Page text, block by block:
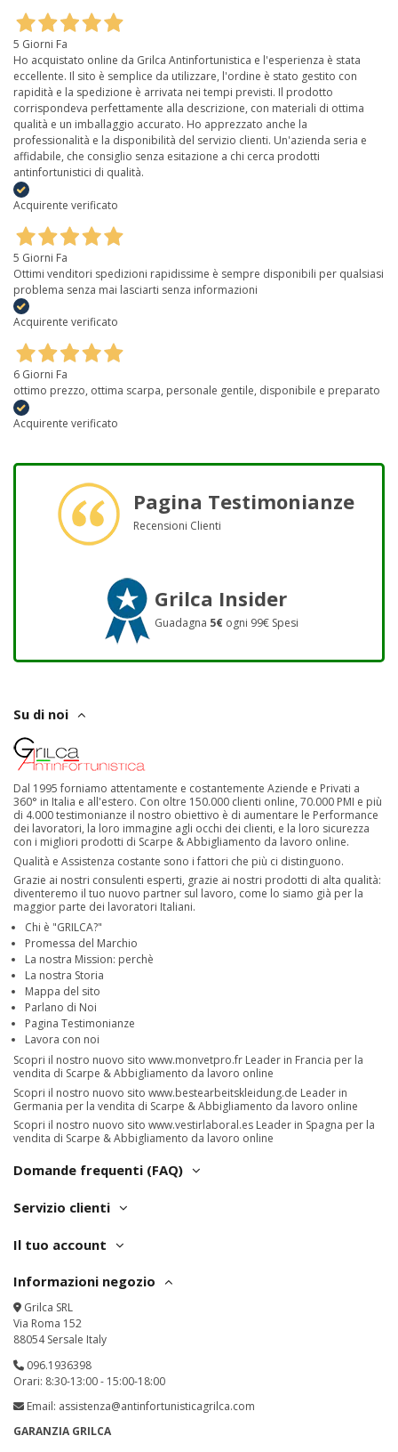
5 Giorni Fa
Ho acquistato online da Grilca Antinfortunistica e l'esperienza è stata
eccellente. Il sito è semplice da utilizzare, l'ordine è stato gestito con
rapidità e la spedizione è arrivata nei tempi previsti. Il prodotto
corrispondeva perfettamente alla descrizione, con materiali di ottima
qualità e un imballaggio accurato. Ho apprezzato anche la
professionalità e la disponibilità del servizio clienti. Un'azienda seria e
affidabile, che consiglio senza esitazione a chi cerca prodotti
antinfortunistici di qualità.
Acquirente verificato
5 Giorni Fa
Ottimi venditori spedizioni rapidissime è sempre disponibili per qualsiasi
problema senza mai lasciarti senza informazioni
Acquirente verificato
6 Giorni Fa
ottimo prezzo, ottima scarpa, personale gentile, disponibile e preparato
Acquirente verificato
Pagina Testimonianze
Recensioni Clienti
Grilca Insider
Guadagna 5€ ogni 99€ Spesi
Su di noi
Dal 1995 forniamo attentamente e costantemente Aziende e Privati a
360° in Italia e all'estero. Con oltre 150.000 clienti online, 70.000 PMI e più
di 4.000 testimonianze il nostro obiettivo è di aumentare le Performance
dei lavoratori, la loro immagine agli occhi dei clienti, e la loro sicurezza
con i migliori prodotti di Scarpe & Abbigliamento da lavoro online.
Qualità e Assistenza costante sono i fattori che più ci distinguono.
Grazie ai nostri consulenti esperti, grazie ai nostri prodotti di alta qualità:
diventeremo il tuo nuovo partner sul lavoro, come lo siamo già per la
maggior parte dei lavoratori Italiani.
Chi è "GRILCA?"
Promessa del Marchio
La nostra Mission: perchè
La nostra Storia
Mappa del sito
Parlano di Noi
Pagina Testimonianze
Lavora con noi
Scopri il nostro nuovo sito www.monvetpro.fr Leader in Francia per la
vendita di Scarpe & Abbigliamento da lavoro online
Scopri il nostro nuovo sito www.bestearbeitskleidung.de Leader in
Germania per la vendita di Scarpe & Abbigliamento da lavoro online
Scopri il nostro nuovo sito www.vestirlaboral.es Leader in Spagna per la
vendita di Scarpe & Abbigliamento da lavoro online
Domande frequenti (FAQ)
Servizio clienti
Il tuo account
Informazioni negozio
Grilca SRL
Via Roma 152
88054 Sersale Italy
096.1936398
Orari: 8:30-13:00 - 15:00-18:00
Email: assistenza@antinfortunisticagrilca.com
GARANZIA GRILCA